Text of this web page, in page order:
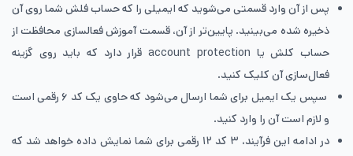
پس از آن وارد قسمتی می‌شوید که ایمیلی را که حساب فلش شما روی آن
ذخیره شده می‌بینید. پایین‌تر از آن، قسمت آموزش فعالسازی محافظت از
حساب کلش یا account protection قرار دارد که باید روی گزینه
فعال‌سازی آن کلیک کنید.
سپس یک ایمیل برای شما ارسال می‌شود که حاوی یک کد ۶ رقمی است
و لازم است آن را وارد کنید.
در ادامه این فرآیند، ۳ کد ۱۲ رقمی برای شما نمایش داده خواهد شد که